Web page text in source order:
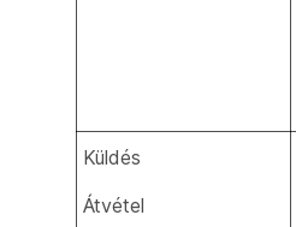
Küldés
Átvétel